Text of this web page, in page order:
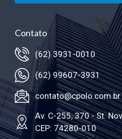
Contato
(62) 3931-0010
(62) 99607-3931
contato@cpolo.com.br
Av. C-255, 370 - St.
CEP: 74280-010